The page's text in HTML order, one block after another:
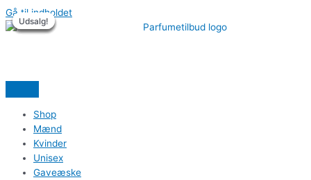
Gå til indholdet
Shop
Mænd
Kvinder
Unisex
Gaveæske
Udsalg!
Udsalg!
Udsalg!
Udsalg!
Udsalg!
Udsalg!